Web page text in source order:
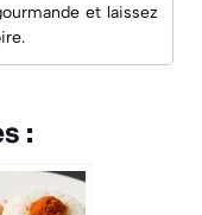
et laissez
: